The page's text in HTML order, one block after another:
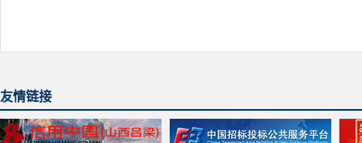
友情链接